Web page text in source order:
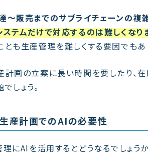
～販売までのサプライチェーンの
テムだけで対応するのは難しくなり
とも生産管理を難しくする要因でもあ
計画の立案に長い時間を要したり、
しょう。
産計画でのAIの必要性
にAIを活用するとどうなるでしょうか